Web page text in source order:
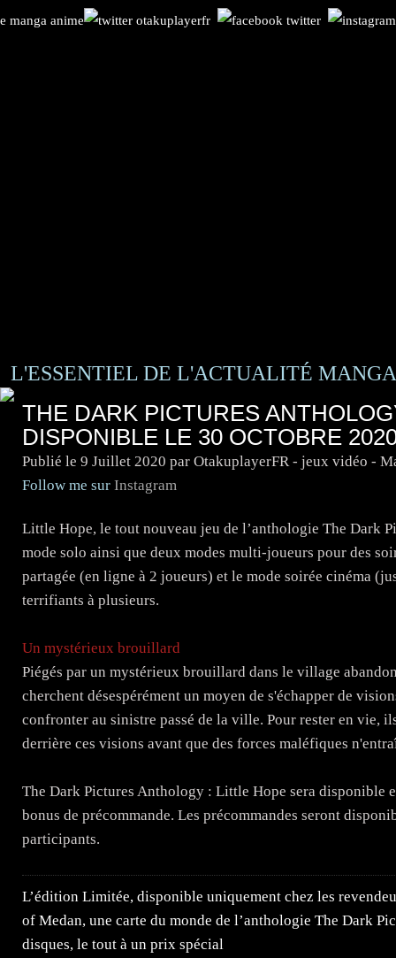
L'ESSENTIEL DE L'ACTUALITÉ
THE DARK PICTURES
DISPONIBLE LE 30 OCTOBRE
Publié le 9 Juillet 2020 par OtakuplayerFR - jeux vidéo -
Follow me sur Instagram
Little Hope, le tout nouveau jeu de l’anthologie The Dark
mode solo ainsi que deux modes multi-joueurs pour des
partagée (en ligne à 2 joueurs) et le mode soirée cinéma
terrifiants à plusieurs.
Un mystérieux brouillard
Piégés par un mystérieux brouillard dans le village
cherchent désespérément un moyen de s'échapper de
confronter au sinistre passé de la ville. Pour rester en vie,
derrière ces visions avant que des forces maléfiques
The Dark Pictures Anthology : Little Hope sera disponible
bonus de précommande. Les précommandes seront
participants.
L’édition Limitée, disponible uniquement chez les
of Medan, une carte du monde de l’anthologie The Dark
disques, le tout à un prix spécial